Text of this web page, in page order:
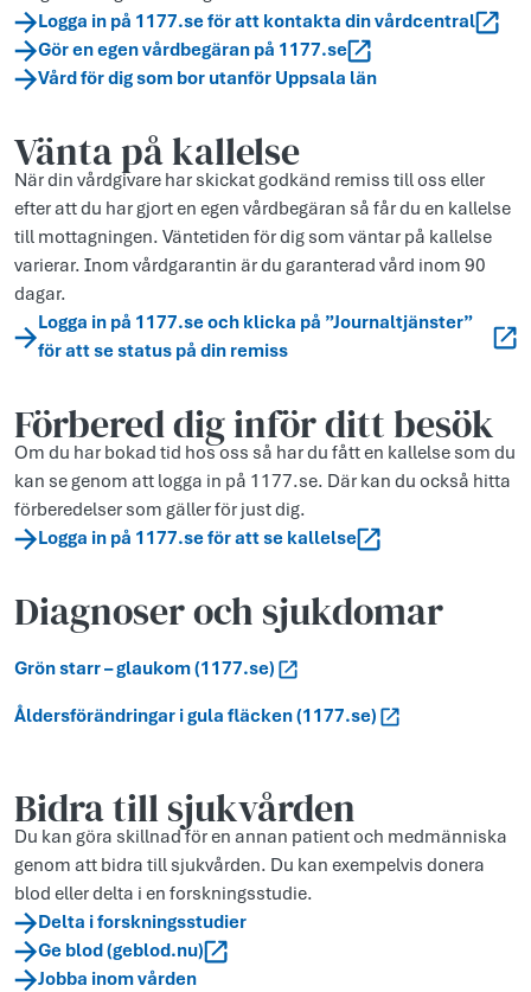
Logga in på 1177.se för att kontakta din vårdcentral
Gör en egen vårdbegäran på 1177.se
Vård för dig som bor utanför Uppsala län
Vänta på kallelse
När din vårdgivare har skickat godkänd remiss till oss eller
efter att du har gjort en egen vårdbegäran så får du en kallelse
till mottagningen. Väntetiden för dig som väntar på kallelse
varierar. Inom vårdgarantin är du garanterad vård inom 90
dagar.
Logga in på 1177.se och klicka på ”Journaltjänster”
för att se status på din remiss
Förbered dig inför ditt besök
Om du har bokad tid hos oss så har du fått en kallelse som du
kan se genom att logga in på 1177.se. Där kan du också hitta
förberedelser som gäller för just dig.
Logga in på 1177.se för att se kallelse
Diagnoser och sjukdomar
Grön starr – glaukom (1177.se)
Åldersförändringar i gula fläcken (1177.se)
Bidra till sjukvården
Du kan göra skillnad för en annan patient och medmänniska
genom att bidra till sjukvården. Du kan exempelvis donera
blod eller delta i en forskningsstudie.
Delta i forskningsstudier
Ge blod (geblod.nu)
Jobba inom vården